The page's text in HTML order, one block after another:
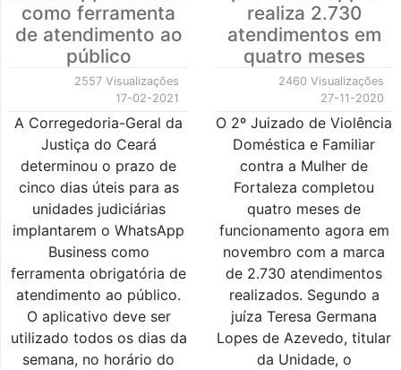
como ferramenta
de atendimento ao
público
2557 Visualizações
17-02-2021
A Corregedoria-Geral da
Justiça do Ceará
determinou o prazo de
cinco dias úteis para as
unidades judiciárias
implantarem o WhatsApp
Business como
ferramenta obrigatória de
atendimento ao público.
O aplicativo deve ser
utilizado todos os dias da
semana, no horário do
realiza 2.730
atendimentos em
quatro meses
2460 Visualizações
27-11-2020
O 2º Juizado de Violência
Doméstica e Familiar
contra a Mulher de
Fortaleza completou
quatro meses de
funcionamento agora em
novembro com a marca
de 2.730 atendimentos
realizados. Segundo a
juíza Teresa Germana
Lopes de Azevedo, titular
da Unidade, o